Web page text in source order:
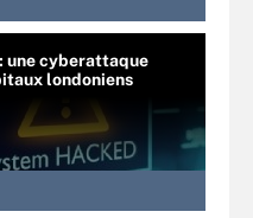
une cyberattaque
londoniens